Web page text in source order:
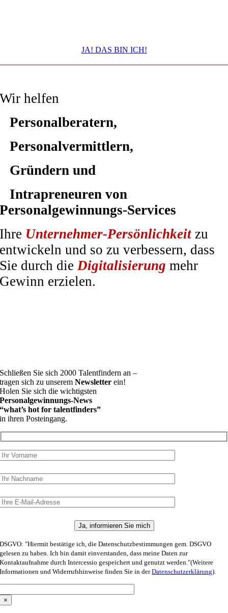
JA! DAS BIN ICH!
Wir helfen
Personalberatern,
Personalvermittlern,
Gründern und
Intrapreneuren von
Personalgewinnungs-Services
Ihre Unternehmer-Persönlichkeitzu
entwickeln und so zu verbessern, dass
Sie durch dieDigitalisierungmehr
Gewinn erzielen.
Schließen Sie sich 2000 Talentfindern an –
tragen sich zu unseremNewsletter ein!
Holen Sie sich die wichtigsten
Personalgewinnungs-News
“what’s hot for talentfinders”
in ihren Posteingang.
DSGVO: "Hiermit bestätige ich, die Datenschutzbestimmungen gem. DSGVO
gelesen zu haben. Ich bin damit einverstanden, dass meine Daten zur
Kontaktaufnahme durch Intercessio gespeichert und genutzt werden."(Weitere
Informationen und Widerrufshinweise finden Sie in derDatenschutzerklärung).
×